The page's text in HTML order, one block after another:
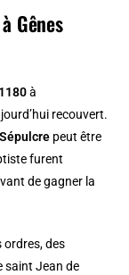
Gênes
1180à
recouvert.
peut être
furent
de gagner la
ordres, des
saint Jean de